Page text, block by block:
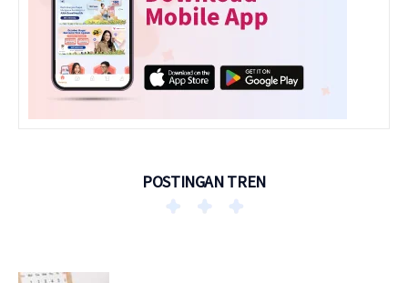
POSTINGAN TREN